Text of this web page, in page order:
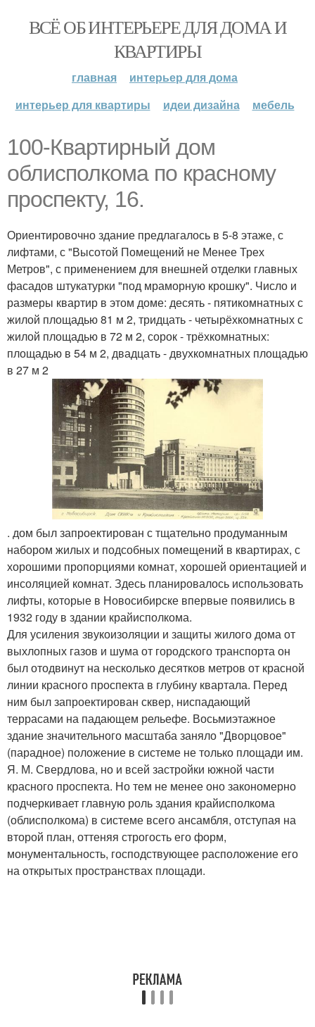
ВСЁ ОБ ИНТЕРЬЕРЕ ДЛЯ ДОМА И
КВАРТИРЫ
главная
интерьер для дома
интерьер для квартиры
идеи дизайна мебель
100-Квартирный дом
облисполкома по красному
проспекту, 16.
Ориентировочно здание предлагалось в 5-8 этаже, с
лифтами, с "Высотой Помещений не Менее Трех
Метров", с применением для внешней отделки главных
фасадов штукатурки "под мраморную крошку". Число и
размеры квартир в этом доме: десять - пятикомнатных с
жилой площадью 81 м 2, тридцать - четырёхкомнатных с
жилой площадью в 72 м 2, сорок - трёхкомнатных:
площадью в 54 м 2, двадцать - двухкомнатных площадью
в 27 м 2
. дом был запроектирован с тщательно продуманным
набором жилых и подсобных помещений в квартирах, с
хорошими пропорциями комнат, хорошей ориентацией и
инсоляцией комнат. Здесь планировалось использовать
лифты, которые в Новосибирске впервые появились в
1932 году в здании крайисполкома.
Для усиления звукоизоляции и защиты жилого дома от
выхлопных газов и шума от городского транспорта он
был отодвинут на несколько десятков метров от красной
линии красного проспекта в глубину квартала. Перед
ним был запроектирован сквер, ниспадающий
террасами на падающем рельефе. Восьмиэтажное
здание значительного масштаба заняло "Дворцовое"
(парадное) положение в системе не только площади им.
Я. М. Свердлова, но и всей застройки южной части
красного проспекта. Но тем не менее оно закономерно
подчеркивает главную роль здания крайисполкома
(облисполкома) в системе всего ансамбля, отступая на
второй план, оттеняя строгость его форм,
монументальность, господствующее расположение его
на открытых пространствах площади.